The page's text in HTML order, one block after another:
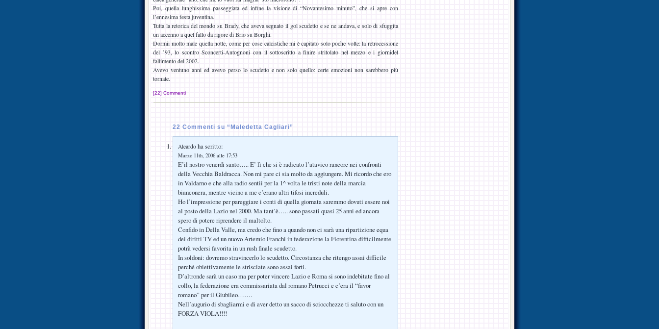
Poi, quella lunghissima passeggiata ed infine la visione di “Novantesimo minuto”, che si apre con
l’ennesima festa juventina.
Tutta la retorica del mondo su Brady, che aveva segnato il gol scudetto e se ne andava, e solo di sfuggita
un accenno a quel fallo da rigore di Brio su Borghi.
Dormii molto male quella notte, come per cose calcistiche mi è capitato solo poche volte: la retrocessione
del ’93, lo scontro Sconcerti-Antognoni con il sottoscritto a finire stritolato nel mezzo e i giornidel
fallimento del 2002.
Avevo ventuno anni ed avevo perso lo scudetto e non solo quello: certe emozioni non sarebbero più
tornate.
[22] Commenti
22 Commenti su “Maledetta Cagliari”
Aleardo ha scritto:
Marzo 11th, 2006 alle 17:53
E’il nostro venerdì santo….. E’ lì che si è radicato l’atavico rancore nei confronti
della Vecchia Baldracca. Non mi pare ci sia molto da aggiungere. Mi ricordo che ero
in Valdarno e che alla radio sentii per la 1^ volta le tristi note della marcia
bianconera, mentre vicino a me c’erano altri tifosi increduli.
Ho l’impressione per pareggiare i conti di quella giornata saremmo dovuti essere noi
al posto della Lazio nel 2000. Ma tant’è….. sono passati quasi 25 anni ed ancora
spero di potere riprendere il maltolto.
Confido in Della Valle, ma credo che fino a quando non ci sarà una ripartizione equa
dei diritti TV ed un nuovo Artemio Franchi in federazione la Fiorentina difficilmente
potrà vedersi favorita in un rush finale scudetto.
In soldoni: dovremo stravincerlo lo scudetto. Circostanza che ritengo assai difficile
perché obiettivamente le strisciate sono assai forti.
D’altronde sarà un caso ma per poter vincere Lazio e Roma si sono indebitate fino al
collo, la federazione era commissariata dal romano Petrucci e c’era il “favor
romano” per il Giubileo…….
Nell’augurio di sbagliarmi e di aver detto un sacco di sciocchezze ti saluto con un
FORZA VIOLA!!!!